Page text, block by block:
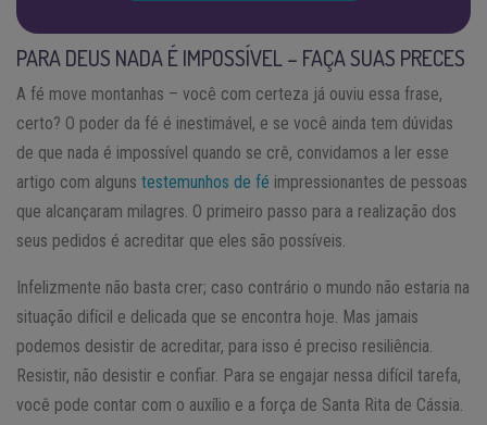
PARA DEUS NADA É IMPOSSÍVEL – FAÇA SUAS PRECES
A fé move montanhas – você com certeza já ouviu essa frase,
certo? O poder da fé é inestimável, e se você ainda tem dúvidas
de que nada é impossível quando se crê, convidamos a ler esse
artigo com alguns testemunhos de fé impressionantes de pessoas
que alcançaram milagres. O primeiro passo para a realização dos
seus pedidos é acreditar que eles são possíveis.
Infelizmente não basta crer; caso contrário o mundo não estaria na
situação difícil e delicada que se encontra hoje. Mas jamais
podemos desistir de acreditar, para isso é preciso resiliência.
Resistir, não desistir e confiar. Para se engajar nessa difícil tarefa,
você pode contar com o auxílio e a força de Santa Rita de Cássia.